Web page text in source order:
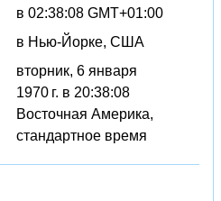
в 02:38:08 GMT+01:00
в Нью-Йорке, США
вторник, 6 января
1970 г. в 20:38:08
Восточная Америка,
стандартное время